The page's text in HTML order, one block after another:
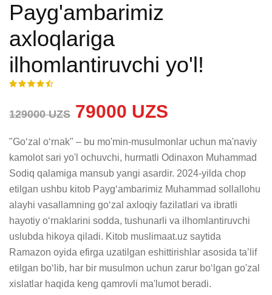
Payg'ambarimiz
axloqlariga
ilhomlantiruvchi yo'l!
129000 UZS 79000 UZS
"Go‘zal o‘rnak" – bu mo'min-musulmonlar uchun ma'naviy
kamolot sari yo'l ochuvchi, hurmatli Odinaxon Muhammad
Sodiq qalamiga mansub yangi asardir. 2024-yilda chop
etilgan ushbu kitob Payg‘ambarimiz Muhammad sollallohu
alayhi vasallamning go‘zal axloqiy fazilatlari va ibratli
hayotiy o‘rnaklarini sodda, tushunarli va ilhomlantiruvchi
uslubda hikoya qiladi. Kitob muslimaat.uz saytida
Ramazon oyida efirga uzatilgan eshittirishlar asosida taʼlif
etilgan boʻlib, har bir musulmon uchun zarur boʻlgan go'zal
xislatlar haqida keng qamrovli ma'lumot beradi.